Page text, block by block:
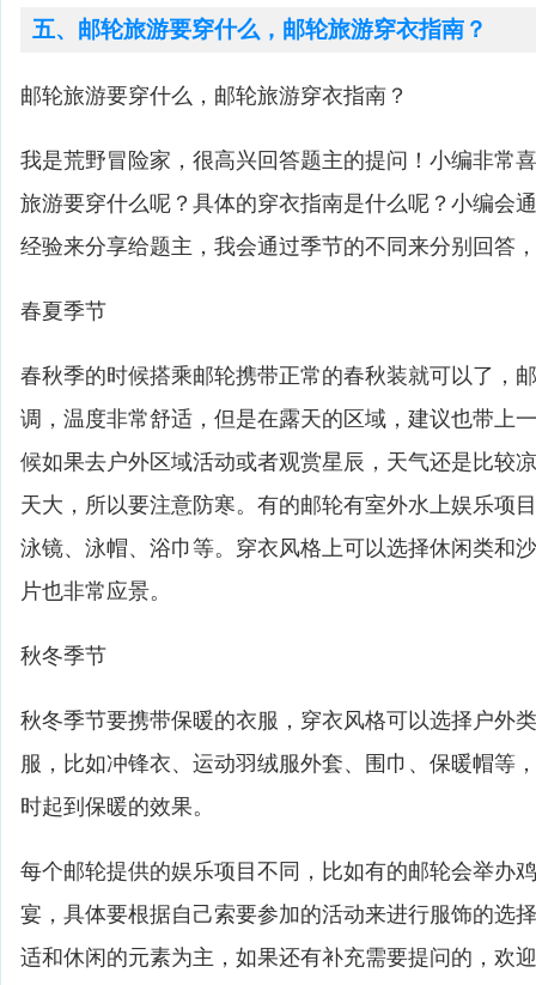
五、邮轮旅游要穿什么，邮轮旅游穿衣指南？
邮轮旅游要穿什么，邮轮旅游穿衣指南？
我是荒野冒险家，很高兴回答题主的提问！小编非常
旅游要穿什么呢？具体的穿衣指南是什么呢？小编会
经验来分享给题主，我会通过季节的不同来分别回答
春夏季节
春秋季的时候搭乘邮轮携带正常的春秋装就可以了，
调，温度非常舒适，但是在露天的区域，建议也带上
候如果去户外区域活动或者观赏星辰，天气还是比较
天大，所以要注意防寒。有的邮轮有室外水上娱乐项
泳镜、泳帽、浴巾等。穿衣风格上可以选择休闲类和
片也非常应景。
秋冬季节
秋冬季节要携带保暖的衣服，穿衣风格可以选择户外
服，比如冲锋衣、运动羽绒服外套、围巾、保暖帽等
时起到保暖的效果。
每个邮轮提供的娱乐项目不同，比如有的邮轮会举办
宴，具体要根据自己索要参加的活动来进行服饰的选
适和休闲的元素为主，如果还有补充需要提问的，欢